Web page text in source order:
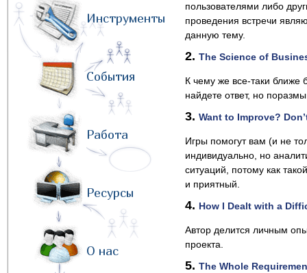
Инструменты
События
Работа
Ресурсы
О нас
пользователями либо
проведения встречи
данную тему.
2. The Science of
К чему же все-таки ближе
найдете ответ, но
3. Want to Improve?
Игры помогут вам (и не
индивидуально, но
ситуаций, потому как
и приятный.
4. How I Dealt with a
Автор делится личным
проекта.
5. The Whole